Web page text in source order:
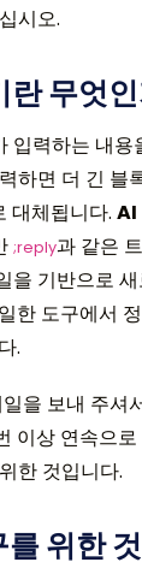
시오.
무엇
입력하는 내용
하면 더 긴 블
대체됩니다. AI
;reply과 같은
을 기반으로
한 도구에서
.
을 보내 주셔
이상 연속으
한 것입니다.
위한